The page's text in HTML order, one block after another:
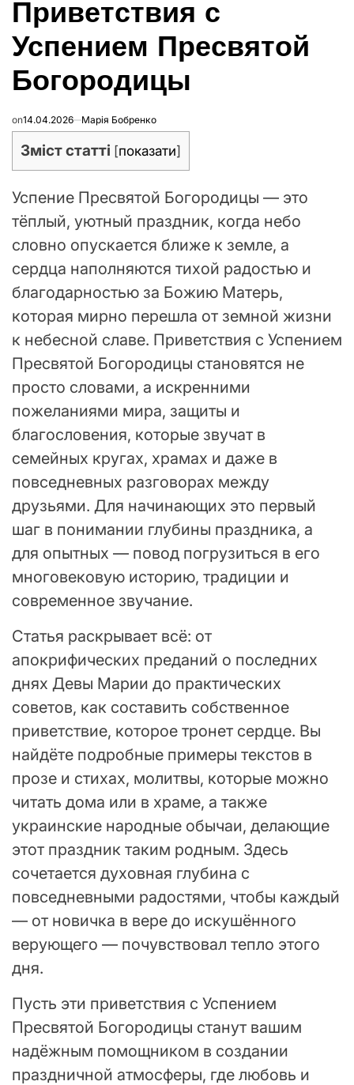
Приветствия с
Успением Пресвятой
Богородицы
on14.04.2026 Марія Бобренко
Зміст статті [показати]
Успение Пресвятой Богородицы — это
тёплый, уютный праздник, когда небо
словно опускается ближе к земле, а
сердца наполняются тихой радостью и
благодарностью за Божию Матерь,
которая мирно перешла от земной жизни
к небесной славе. Приветствия с Успением
Пресвятой Богородицы становятся не
просто словами, а искренними
пожеланиями мира, защиты и
благословения, которые звучат в
семейных кругах, храмах и даже в
повседневных разговорах между
друзьями. Для начинающих это первый
шаг в понимании глубины праздника, а
для опытных — повод погрузиться в его
многовековую историю, традиции и
современное звучание.
Статья раскрывает всё: от
апокрифических преданий о последних
днях Девы Марии до практических
советов, как составить собственное
приветствие, которое тронет сердце. Вы
найдёте подробные примеры текстов в
прозе и стихах, молитвы, которые можно
читать дома или в храме, а также
украинские народные обычаи, делающие
этот праздник таким родным. Здесь
сочетается духовная глубина с
повседневными радостями, чтобы каждый
— от новичка в вере до искушённого
верующего — почувствовал тепло этого
дня.
Пусть эти приветствия с Успением
Пресвятой Богородицы станут вашим
надёжным помощником в создании
праздничной атмосферы, где любовь и